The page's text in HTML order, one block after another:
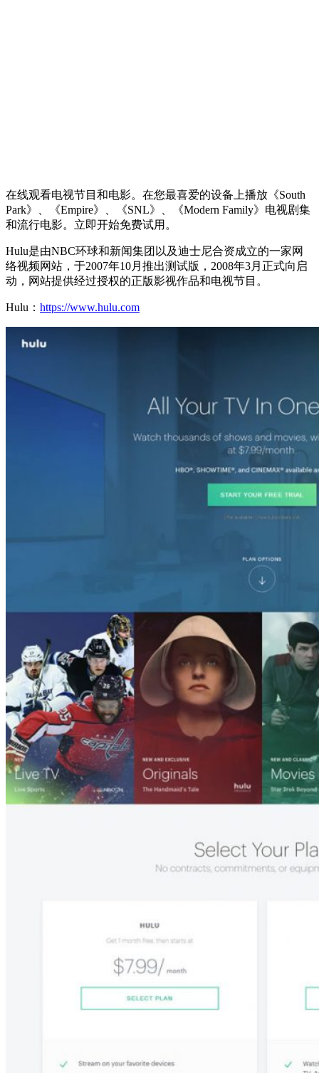
在线观看电视节目和电影。在您最喜爱的设备上播放《South
Park》、《Empire》、《SNL》、《Modern Family》电视剧集
和流行电影。立即开始免费试用。
Hulu是由NBC环球和新闻集团以及迪士尼合资成立的一家网
络视频网站，于2007年10月推出测试版，2008年3月正式向启
动，网站提供经过授权的正版影视作品和电视节目。
Hulu： https://www.hulu.com